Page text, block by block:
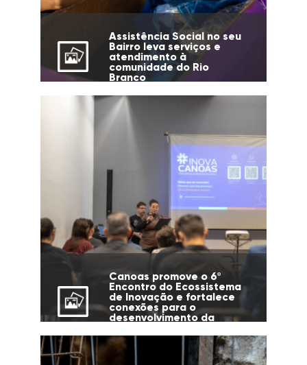
Assistência Social no seu
Bairro leva serviços e
atendimento à
comunidade do Rio
Branco
Canoas promove o 6º
Encontro do Ecossistema
de Inovação e fortalece
conexões para o
desenvolvimento da